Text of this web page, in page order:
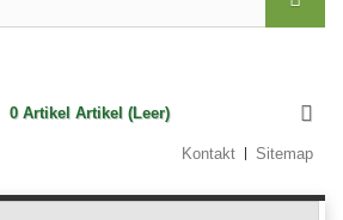
0 Artikel Artikel (Leer)
Kontakt Sitemap